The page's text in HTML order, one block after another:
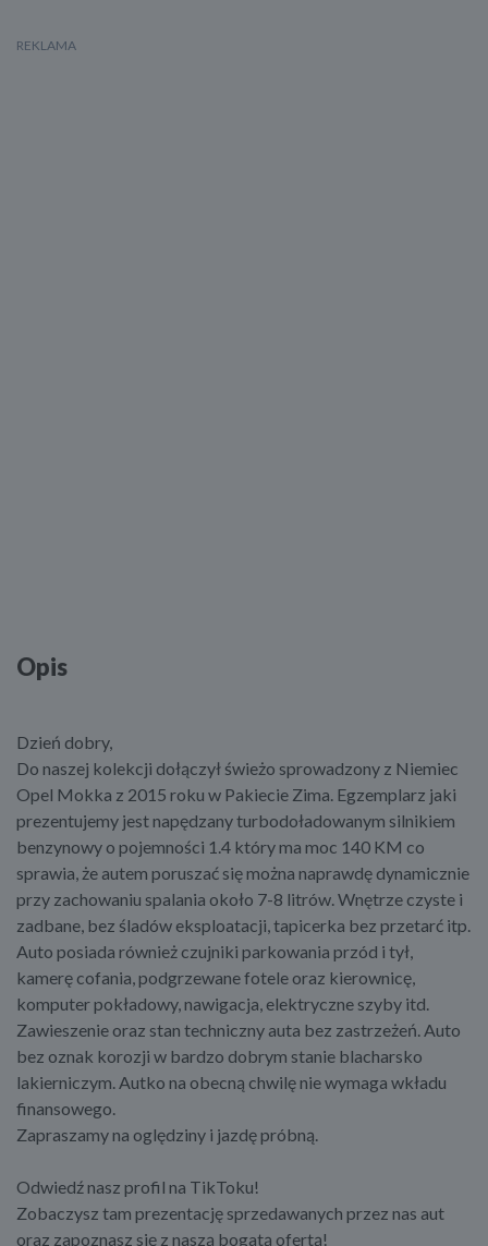
Opis
Dzień dobry,
Do naszej kolekcji dołączył świeżo sprowadzony z Niemiec
Opel Mokka z 2015 roku w Pakiecie Zima. Egzemplarz jaki
prezentujemy jest napędzany turbodoładowanym silnikiem
benzynowy o pojemności 1.4 który ma moc 140 KM co
sprawia, że autem poruszać się można naprawdę dynamicznie
przy zachowaniu spalania około 7-8 litrów. Wnętrze czyste i
zadbane, bez śladów eksploatacji, tapicerka bez przetarć itp.
Auto posiada również czujniki parkowania przód i tył,
kamerę cofania, podgrzewane fotele oraz kierownicę,
komputer pokładowy, nawigacja, elektryczne szyby itd.
Zawieszenie oraz stan techniczny auta bez zastrzeżeń. Auto
bez oznak korozji w bardzo dobrym stanie blacharsko
lakierniczym. Autko na obecną chwilę nie wymaga wkładu
finansowego.
Zapraszamy na oględziny i jazdę próbną.
Odwiedź nasz profil na TikToku!
Zobaczysz tam prezentację sprzedawanych przez nas aut
oraz zapoznasz się z naszą bogatą ofertą!